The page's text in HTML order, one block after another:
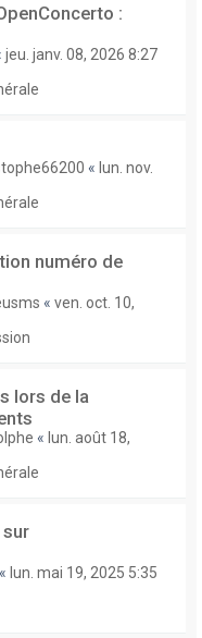
:
jeu. janv. 08, 2026 8:27
« lun. nov.
numéro de
« ven. oct. 10,
lors de la
« lun. août 18,
sur
« lun. mai 19, 2025 5:35